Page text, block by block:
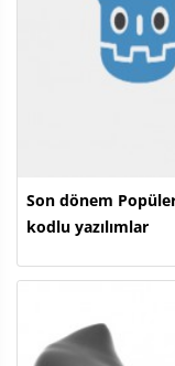
Son dönem
kodlu yazılımlar